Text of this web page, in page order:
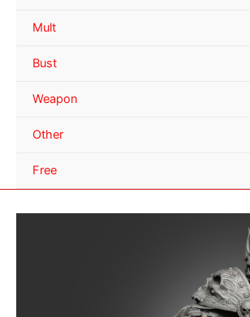
Mult
Bust
Weapon
Other
Free